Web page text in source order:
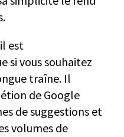
est
si vous souhaitez
traîne. Il
de Google
de suggestions et
volumes de